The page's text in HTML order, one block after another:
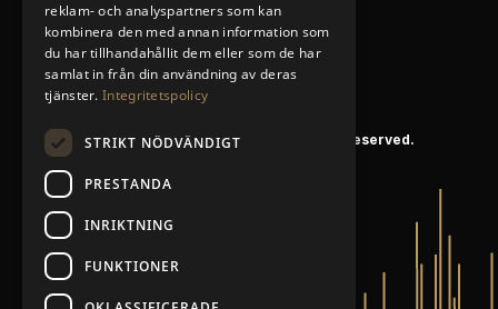
Om oss Metallkonto
© 2020 K.A. Rasmussen AB. All rights reserved.
SWEDISH
reklam- och analyspartners som kan
kombinera den med annan information som
du har tillhandahållit dem eller som de har
samlat in från din användning av deras
tjänster. Integritetspolicy
STRIKT NÖDVÄNDIGT
PRESTANDA
INRIKTNING
FUNKTIONER